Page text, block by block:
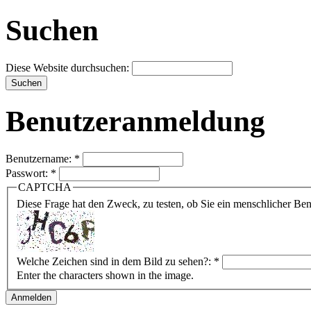
Suchen
Diese Website durchsuchen:
Benutzeranmeldung
Benutzername: *
Passwort: *
CAPTCHA
Diese Frage hat den Zweck, zu testen, ob Sie ein menschlicher
Welche Zeichen sind in dem Bild zu sehen?: *
Enter the characters shown in the image.